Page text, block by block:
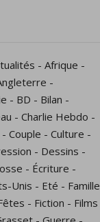
- Afrique -
-
- BD - Bilan -
- Charlie Hebdo -
- Couple - Culture -
- Dessins -
- Écriture -
Unis - Eté - Famille
- Fiction - Films